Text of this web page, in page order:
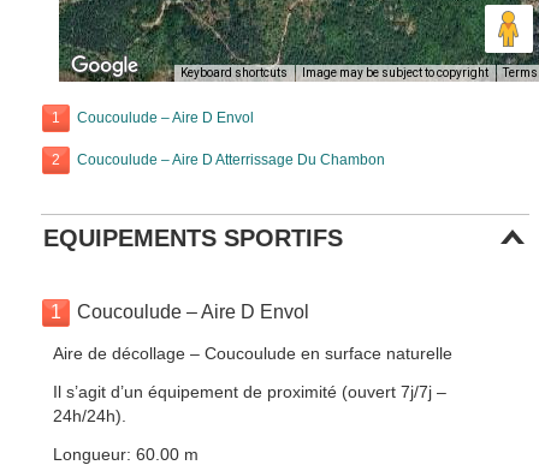
Keyboard shortcuts Image may be subject to copyright Terms
1 Coucoulude – Aire D Envol
2 Coucoulude – Aire D Atterrissage Du Chambon
EQUIPEMENTS SPORTIFS
1 Coucoulude – Aire D Envol
Aire de décollage – Coucoulude en surface naturelle
Il s’agit d’un équipement de proximité (ouvert 7j/7j –
24h/24h).
Longueur: 60.00 m